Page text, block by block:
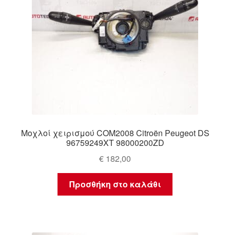
Μοχλοί χειρισμού COM2008 Citroën Peugeot DS
96759249XT 98000200ZD
€ 182,00
Προσθήκη στο καλάθι